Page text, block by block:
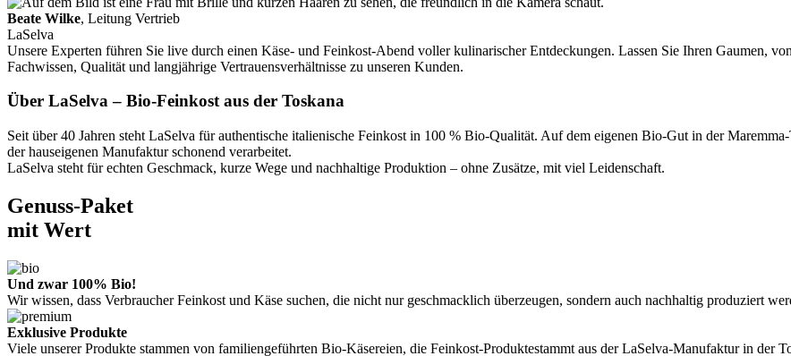
Beate Wilke, Leitung Vertrieb
LaSelva
Unsere Experten führen Sie live durch einen Käse- und Feinkost-Abend voller kulinarischer Entdeckungen. Lassen Sie Ihren Gaumen,
Fachwissen, Qualität und langjährige Vertrauensverhältnisse zu unseren Kunden.
Über LaSelva – Bio-Feinkost aus der Toskana
Seit über 40 Jahren steht LaSelva für authentische italienische Feinkost in 100 % Bio-Qualität. Auf dem eigenen Bio-Gut in der
der hauseigenen Manufaktur schonend verarbeitet.
LaSelva steht für echten Geschmack, kurze Wege und nachhaltige Produktion – ohne Zusätze, mit viel Leidenschaft.
Genuss-Paket
mit Wert
Und zwar 100% Bio!
Wir wissen, dass Verbraucher Feinkost und Käse suchen, die nicht nur geschmacklich überzeugen, sondern auch nachhaltig produziert
Exklusive Produkte
Viele unserer Produkte stammen von familiengeführten Bio-Käsereien, die Feinkost-Produktestammt aus der LaSelva-Manufaktur in der